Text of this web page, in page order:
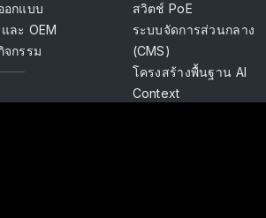
อกแบบ
ละ OEM
กรรม
สวิตช์ PoE
ระบบจัดการส่วนกลาง
(CMS)
โครงสร้างพื้นฐาน AI
Context